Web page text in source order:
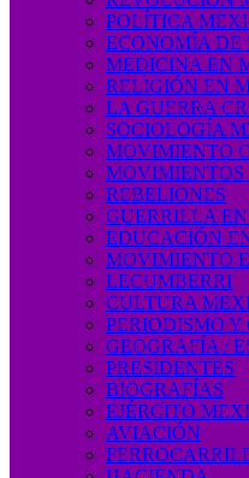
POLÍTICA
ECONOMÍA DE
MEDICINA EN
RELIGIÓN EN
LA GUERRA
SOCIOLOGÍA
MOVIMIENTO
MOVIMIENTOS
REBELIONES
GUERRILLA
EDUCACIÓN
MOVIMIENTO
LECUMBERRI
CULTURA
PERIODISMO
GEOGRAFÍA /
PRESIDENTES
BIOGRAFÍAS
EJÉRCITO
AVIACIÓN